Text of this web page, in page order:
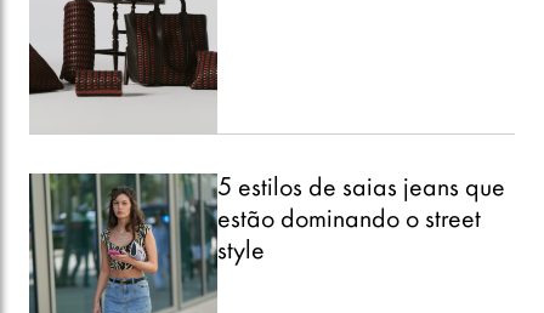
5 estilos de saias jeans que
estão dominando o street
style